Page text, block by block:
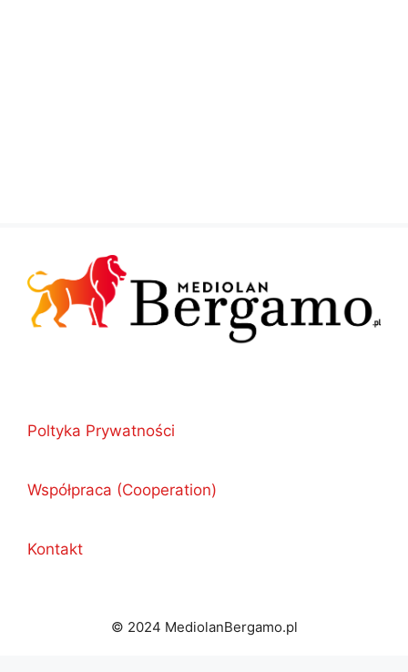
Poltyka Prywatności
Współpraca (Cooperation)
Kontakt
© 2024 MediolanBergamo.pl